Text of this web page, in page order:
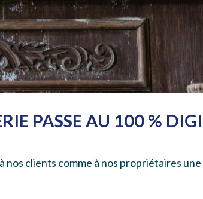
PASSE AU 100 %
nos clients comme à nos propriétaires une